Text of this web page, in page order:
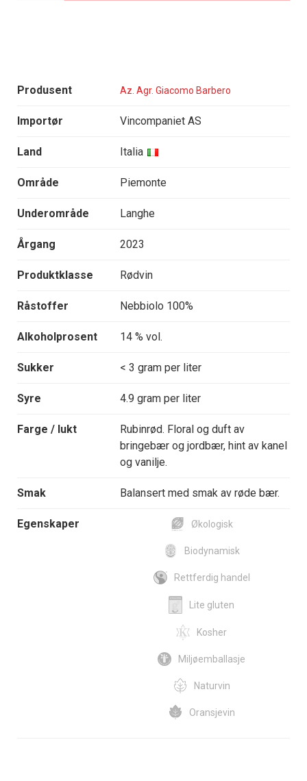
Produsent Az. Agr. Giacomo Barbero
Importør Vincompaniet AS
Land Italia
Område Piemonte
Underområde Langhe
Årgang 2023
Produktklasse Rødvin
Råstoffer Nebbiolo 100%
Alkoholprosent 14 % vol.
Sukker < 3 gram per liter
Syre 4.9 gram per liter
Farge / lukt
Rubinrød. Floral og duft av
bringebær og jordbær, hint av kanel
og vanilje.
Smak Balansert med smak av røde bær.
Egenskaper Økologisk
Biodynamisk
Rettferdig handel
Lite gluten
Kosher
Miljøemballasje
Naturvin
Oransjevin